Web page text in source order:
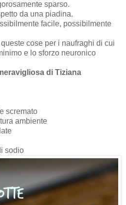
sparso.
da una piadina.
facile, possibilmente
cose per i naufraghi di cui
e lo sforzo neuronico
di Tiziana
scremato
ambiente
sodio